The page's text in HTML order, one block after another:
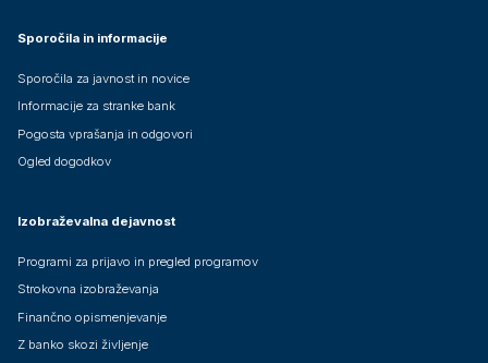
Sporočila in informacije
Sporočila za javnost in novice
Informacije za stranke bank
Pogosta vprašanja in odgovori
Ogled dogodkov
Izobraževalna dejavnost
Programi za prijavo in pregled programov
Strokovna izobraževanja
Finančno opismenjevanje
Z banko skozi življenje